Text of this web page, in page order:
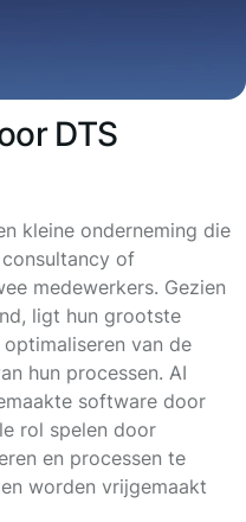
DTS
kleine onderneming die
of
medewerkers. Gezien
ligt hun grootste
van de
hun processen. AI
software door
rol spelen door
en processen te
worden vrijgemaakt